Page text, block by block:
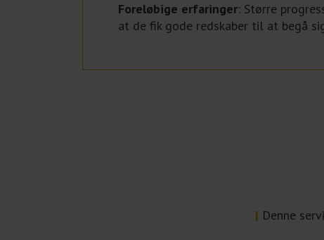
Foreløbige erfaringer: Større
at de fik gode redskaber til at begå
| Denne